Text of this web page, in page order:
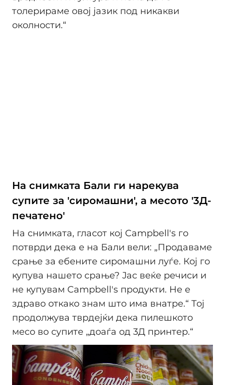
толерираме овој јазик под никакви
околности.“
На снимката Бали ги нарекува
супите за 'сиромашни', а месото '3Д-
печатено'
На снимката, гласот кој Campbell's го
потврди дека е на Бали вели: „Продаваме
срање за ебените сиромашни луѓе. Кој го
купува нашето срање? Јас веќе речиси и
не купувам Campbell's продукти. Не е
здраво откако знам што има внатре.“ Тој
продолжува тврдејќи дека пилешкото
месо во супите „доаѓа од 3Д принтер.“